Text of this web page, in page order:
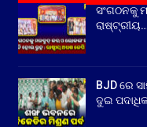
ସଂଗଠନକୁ
BJD ରେ
ଦୁଇ